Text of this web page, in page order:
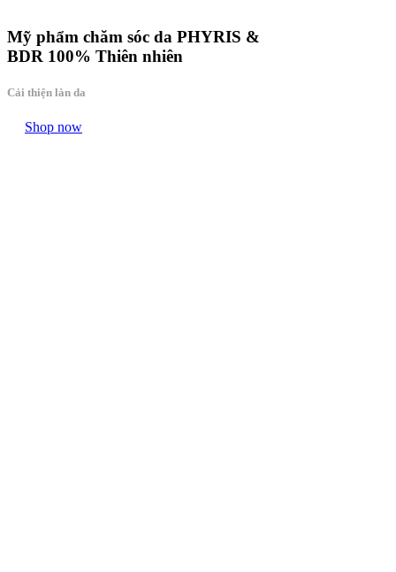
Mỹ phẩm chăm sóc da PHYRIS &
BDR 100% Thiên nhiên
Cải thiện làn da
Shop now